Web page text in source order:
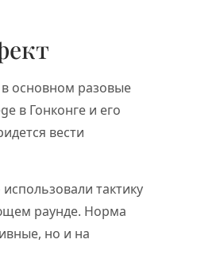
основном разовые
в Гонконге и его
вести
тактику
раунде. Норма
но и на